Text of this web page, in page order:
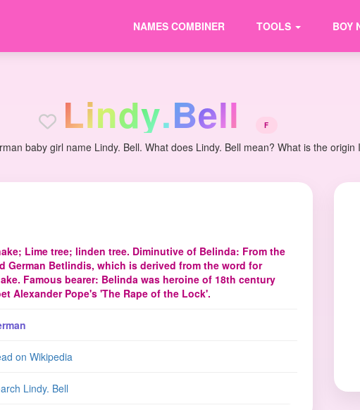
NAMES COMBINER TOOLS BOY
Lindy.Bell F
baby girl name Lindy. Bell. What does Lindy. Bell mean? What is the origin
Lime tree; linden tree. Diminutive of Belinda: From the
German Betlindis, which is derived from the word for
Famous bearer: Belinda was heroine of 18th century
Alexander Pope's 'The Rape of the Lock'.
on Wikipedia
Lindy. Bell